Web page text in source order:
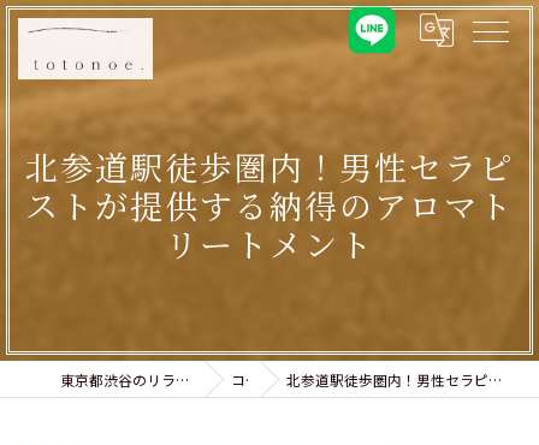
北参道駅徒歩圏内！男性セラピ
ストが提供する納得のアロマト
リートメント
東京都渋谷のリラクゼーションならtotonoe. コラム 北参道駅徒歩圏内！男性セラピストが提供する納得のアロマトリートメント